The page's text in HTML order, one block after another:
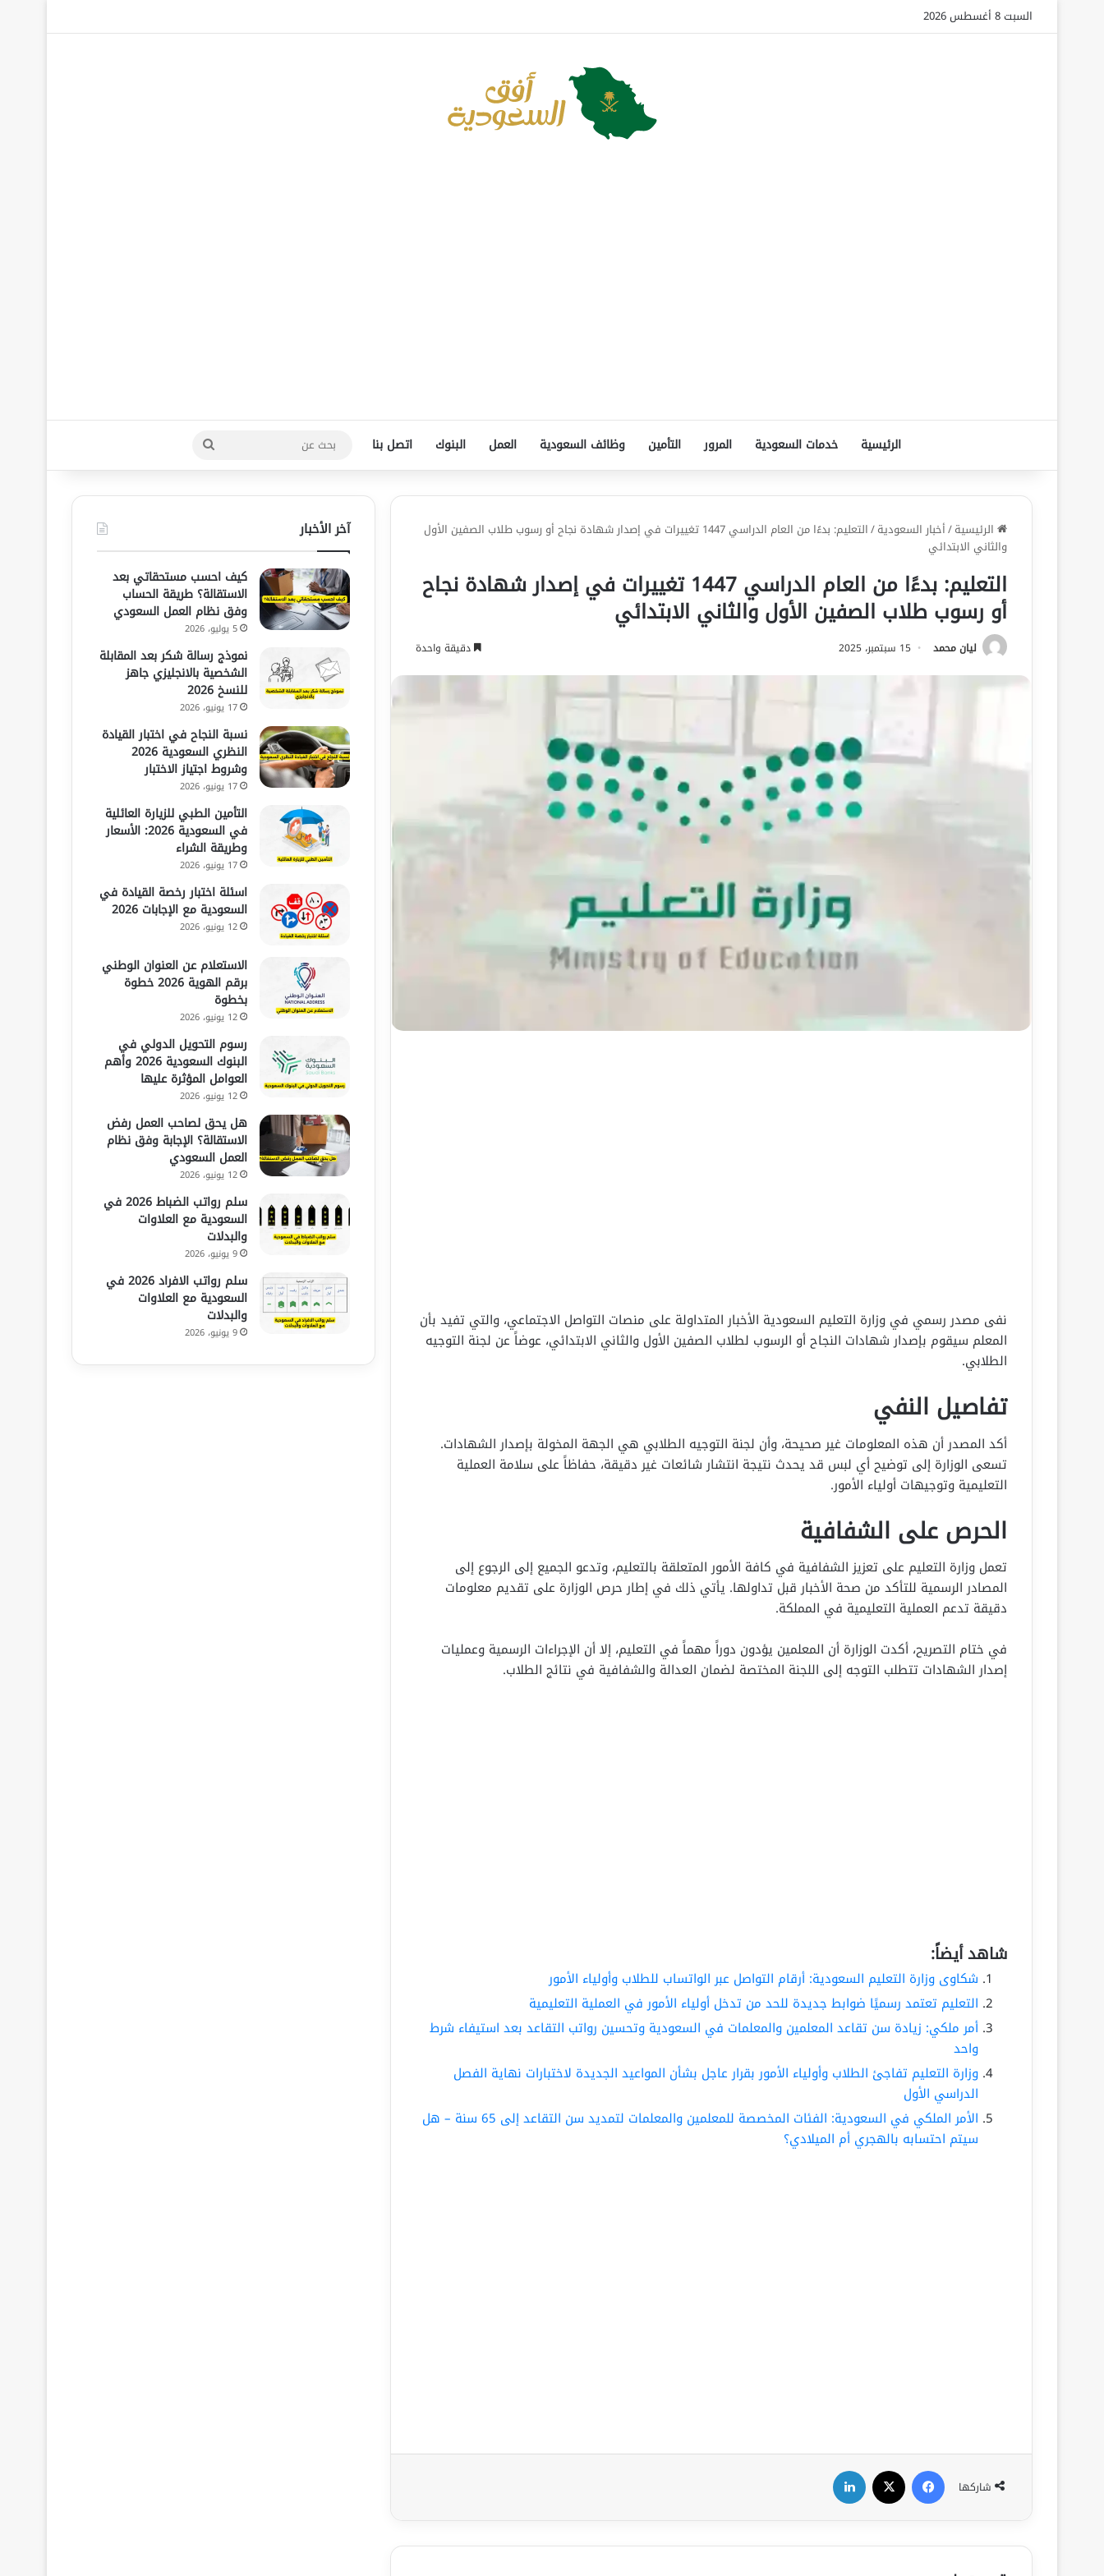
السبت 8 أغسطس 2026
الرئيسية خدمات السعودية المرور التأمين وظائف السعودية العمل البنوك اتصل بنا
بحث
عن
الرئيسية/أخبار السعودية/
التعليم: بدءًا من العام الدراسي 1447 تغييرات في إصدار شهادة نجاح أو رسوب طلاب الصفين الأول
والثاني الابتدائي
التعليم: بدءًا من العام الدراسي 1447 تغييرات في إصدار شهادة نجاح
أو رسوب طلاب الصفين الأول والثاني الابتدائي
ليان محمد 15 سبتمبر، 2025 دقيقة واحدة
نفى مصدر رسمي في وزارة التعليم السعودية الأخبار المتداولة على منصات التواصل الاجتماعي، والتي تفيد بأن
المعلم سيقوم بإصدار شهادات النجاح أو الرسوب لطلاب الصفين الأول والثاني الابتدائي، عوضاً عن لجنة التوجيه
الطلابي.
تفاصيل النفي
أكد المصدر أن هذه المعلومات غير صحيحة، وأن لجنة التوجيه الطلابي هي الجهة المخولة بإصدار الشهادات.
تسعى الوزارة إلى توضيح أي لبس قد يحدث نتيجة انتشار شائعات غير دقيقة، حفاظاً على سلامة العملية
التعليمية وتوجيهات أولياء الأمور.
الحرص على الشفافية
تعمل وزارة التعليم على تعزيز الشفافية في كافة الأمور المتعلقة بالتعليم، وتدعو الجميع إلى الرجوع إلى
المصادر الرسمية للتأكد من صحة الأخبار قبل تداولها. يأتي ذلك في إطار حرص الوزارة على تقديم معلومات
دقيقة تدعم العملية التعليمية في المملكة.
في ختام التصريح، أكدت الوزارة أن المعلمين يؤدون دوراً مهماً في التعليم، إلا أن الإجراءات الرسمية وعمليات
إصدار الشهادات تتطلب التوجه إلى اللجنة المختصة لضمان العدالة والشفافية في نتائج الطلاب.
شاهد أيضاً:
شكاوى وزارة التعليم السعودية: أرقام التواصل عبر الواتساب للطلاب وأولياء الأمور
التعليم تعتمد رسميًا ضوابط جديدة للحد من تدخل أولياء الأمور في العملية التعليمية
أمر ملكي: زيادة سن تقاعد المعلمين والمعلمات في السعودية وتحسين رواتب التقاعد بعد استيفاء شرط
واحد
وزارة التعليم تفاجئ الطلاب وأولياء الأمور بقرار عاجل بشأن المواعيد الجديدة لاختبارات نهاية الفصل
الدراسي الأول
الأمر الملكي في السعودية: الفئات المخصصة للمعلمين والمعلمات لتمديد سن التقاعد إلى 65 سنة – هل
سيتم احتسابه بالهجري أم الميلادي؟
شاركها
فيسبوك
آخر الأخبار
كيف احسب مستحقاتي بعد
الاستقالة؟ طريقة الحساب
وفق نظام العمل السعودي
5 يوليو، 2026
نموذج رسالة شكر بعد المقابلة
الشخصية بالانجليزي جاهز
للنسخ 2026
17 يونيو، 2026
نسبة النجاح في اختبار القيادة
النظري السعودية 2026
وشروط اجتياز الاختبار
17 يونيو، 2026
التأمين الطبي للزيارة العائلية
في السعودية 2026: الأسعار
وطريقة الشراء
17 يونيو، 2026
اسئلة اختبار رخصة القيادة في
السعودية مع الإجابات 2026
12 يونيو، 2026
الاستعلام عن العنوان الوطني
برقم الهوية 2026 خطوة
بخطوة
12 يونيو، 2026
رسوم التحويل الدولي في
البنوك السعودية 2026 وأهم
العوامل المؤثرة عليها
12 يونيو، 2026
هل يحق لصاحب العمل رفض
الاستقالة؟ الإجابة وفق نظام
العمل السعودي
12 يونيو، 2026
سلم رواتب الضباط 2026 في
السعودية مع العلاوات
والبدلات
9 يونيو، 2026
سلم رواتب الافراد 2026 في
السعودية مع العلاوات
والبدلات
9 يونيو، 2026